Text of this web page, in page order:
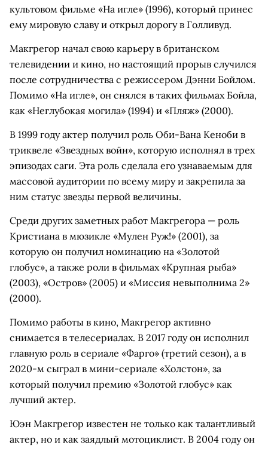
культовом фильме «На игле» (1996), который принес
ему мировую славу и открыл дорогу в Голливуд.
Макгрегор начал свою карьеру в британском
телевидении и кино, но настоящий прорыв случился
после сотрудничества с режиссером Дэнни Бойлом.
Помимо «На игле», он снялся в таких фильмах Бойла,
как «Неглубокая могила» (1994) и «Пляж» (2000).
В 1999 году актер получил роль Оби-Вана Кеноби в
триквеле «Звездных войн», которую исполнял в трех
эпизодах саги. Эта роль сделала его узнаваемым для
массовой аудитории по всему миру и закрепила за
ним статус звезды первой величины.
Среди других заметных работ Макгрегора — роль
Кристиана в мюзикле «Мулен Руж!» (2001), за
которую он получил номинацию на «Золотой
глобус», а также роли в фильмах «Крупная рыба»
(2003), «Остров» (2005) и «Миссия невыполнима 2»
(2000).
Помимо работы в кино, Макгрегор активно
снимается в телесериалах. В 2017 году он исполнил
главную роль в сериале «Фарго» (третий сезон), а в
2020-м сыграл в мини-сериале «Холстон», за
который получил премию «Золотой глобус» как
лучший актер.
Юэн Макгрегор известен не только как талантливый
актер, но и как заядлый мотоциклист. В 2004 году он